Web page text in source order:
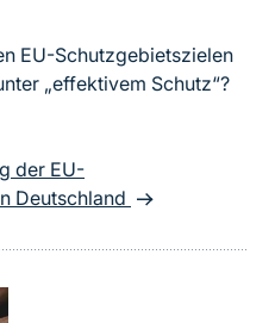
EU-Schutzgebietszielen
„effektivem Schutz“?
der EU-
Deutschland